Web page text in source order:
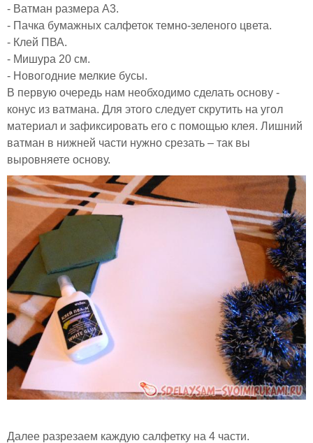
- Ватман размера А3.
- Пачка бумажных салфеток темно-зеленого цвета.
- Клей ПВА.
- Мишура 20 см.
- Новогодние мелкие бусы.
В первую очередь нам необходимо сделать основу -
конус из ватмана. Для этого следует скрутить на угол
материал и зафиксировать его с помощью клея. Лишний
ватман в нижней части нужно срезать – так вы
выровняете основу.
Далее разрезаем каждую салфетку на 4 части.